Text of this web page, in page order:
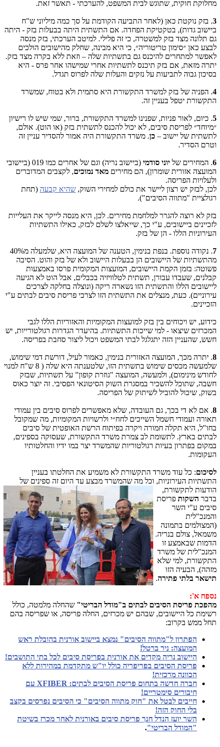
מחלוקת חוקית, שתוגש לבית המשפט, להערכתי - תאשר זאת.
3. בזק נוקטת כאן (לאחר התביעה הקודמת על סך כמה מיליוני ש"ח
ביישוב גדות), בטקטיקת הפחדה. אם התשתית היתה בבעלות בזק - היתה
גם תלונה מצד בזק למשטרה, כי זה פלילי. למיטב הערכתי, בזק מנסה
לבצע כאן ״סימון טריטוריה״, כי היא מבינה, שחלק מהישובים הולכים
לאפשר למתחרים להיכנס גם בתשתיות שלה – וזאת ללא בקרה מצד בזק.
יתרה מזאת, אם בזק תיכנס לתשתיות אחרי שמישהו אחר פרס - היא
בסיכון גבוה לתביעות על נזקים והעלות שלה לפרוס תגדל.
4. הפניה של בזק למשרד התקשורת היא סתמית ולא בטוח, שמשרד
התקשורת יטפל בעניין זה.
5. כיום, לאור פניות, שפנינו למשרד התקשורת, ברור, שמי שיש לו רישיון
״מיוחד״ לפריסת סיבים, לא יכול להכנס לתשתית בזק (או הוט). אולם,
לתשתית של יישוב – כן. משרד התקשורת היה אמור להסדיר עניין זה
וטרם הסדיר.
6. המחירים של יוני סודמי
(ביישוב נריה) וגם של אחרים כמו 019 (ביישובי
המועצה אזורית שומרון), הם מחירים מאד נמוכים, לקצבים המדוברים
ולעלויות הפריסה.
לכן, לבזק יש רצון ליישר את כולם למחירי השוק, שהיא קבעה (תחת
רגולציית "מתווה הסיבים").
בזק לא רוצה להגרר למלחמת מחירים. לכן, היא מנסה לייקר את העלייות
לזכיינים ביישובים, ע"י כך, שייאלצו לשלם לבזק, כאילו התשתיות
העירוניות הללו - הן של בזק.
7
. נקודה נוספת. בנפת בנימין, הטענה של המועצה היא, שלמעלה מ40%
מהתשתיות של היישובים הן בבעלות היישוב ולא של בזק והוט. הסיבה
פשוטה: בזמן הקמת היישובים, המועצות המקומית פרסו באמצעות
קבלנים, שעבדו עבורן, תשתית לטלוויזיה בכבלים, אבל הוט לא הגיעה
ליישובים הללו והתשתית הזו נשארה ריקה (ונוצלה בחלקה לצרכים
עירוניים). כעת, מנצלים את התשתית הזו לצרכי פריסת סיבים לבתים ע"י
הזכיינים.
כידוע, יש ויכוחים בין בזק למועצות המקומיות והאזוריות הללו לגבי
המכרזים שיצאו - למי שייכות התשתיות. בהיעדר הגדרות רגולטורייות, יש
חשש, שהעניין הזה יתגלגל לבתי המשפט ויכול ליצור סחבת בפריסה.
8. יתרה מכך, המועצה האזורית בנימין, כאמור לעיל, דורשת דמי שימוש,
שלמעשה מכסים שימוש בתשתית הזו, שלטענתה היא שלה ( 8 ש"ח למנוי
לחודש מינימום), ולמעשה, המועצה "גוזרת קופון" על תשתיות, שבזק
חשבה, שתוכל להשכיר במסגרת השוק הסיטונאי הפסיבי. זה יוצר כאוס
בשוק, שיכול להוביל לשיתוק של הפריסה.
8. אם לא די בכך, גם העובדה, שלא מאפשרים לפרוס סיבים בין עמודי
תאורה ועמודי חשמל השייכים לחח״י ולרשויות המקומיות, מה שמקובל
בחו"ל, היא תקלה חמורה ויקרה בפיתוח הרשת האופטית של סיבים
לבתים בארץ. לתשומת לב צמרת משרד התקשורת, שעסוקה בספינים,
במקום בפתרון בעיות רגולטוריות שהמשרד יצר במו ידיו והחלטותיו
העקומות.
לסיכום: כל עוד משרד התקשורת לא משמיע את החלטתו בעניין
התשתיות העירוניות, וכל מה שהמשרד מבצע עד היום זה ספינים של
הודעות לתקשורת,
בדבר השקות פריסת
סיבים ע"י השר
והמנכ"לית
(המצולמים בתמונה
משמאל, צולם בנריה.
הדמות שבאמצע זו
המנכ"לית של משרד
התקשורת, למי שלא
מזהה), הבעיה הזו
תישאר בלתי פתירה.
נספח א':
מהפכת פריסת הסיבים לבתים ב"מודל הבריטי" שהחלה מלמטה, כולל
רשימת כל היישובים, שבהם יש מכרזים, החלה פריסה, או שפריסה בהם
תחל ממש בקרוב:
הפתרון ל"מתווה הסיבים" נמצא ביישוב אורנית בהובלת ראש
המועצה: ניר ברטל!
היישוב נריה מקדים את אורנית בפריסת סיבים לכל בתי התושבים!
פריסת הסיבים בפריפריה כולל יו"ש מתקדמת במהירות ללא
הכוונה מרכזית!
חברה חדשה בתחום פריסת הסיבים לבתים: XFIBER עם
חיבורים סימטריים!
חייבים לבטל את "חוק מתווה הסיבים" כי הסיבים נפרסים בקצב
בלי החוק הזה!
השר יועז הנדל חנך פריסת סיבים באורנית לאחר מכרז בשיטת
"המודל הבריטי".